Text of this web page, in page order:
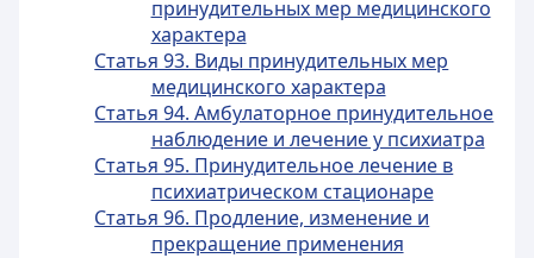
принудительных мер медицинского
характера
Статья 93. Виды принудительных мер
медицинского характера
Статья 94. Амбулаторное принудительное
наблюдение и лечение у психиатра
Статья 95. Принудительное лечение в
психиатрическом стационаре
Статья 96. Продление, изменение и
прекращение применения